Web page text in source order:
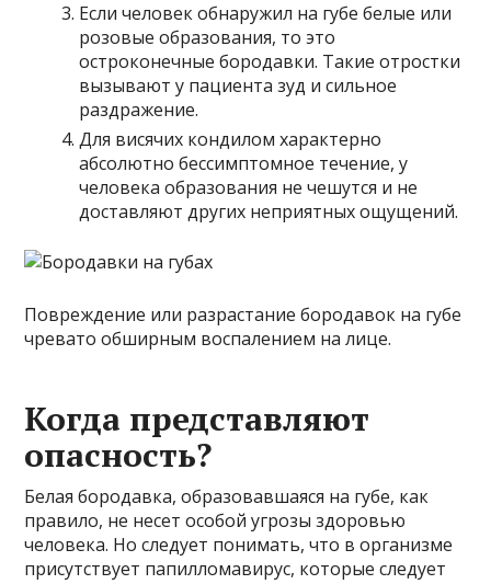
Если человек обнаружил на губе белые или
розовые образования, то это
остроконечные бородавки. Такие отростки
вызывают у пациента зуд и сильное
раздражение.
Для висячих кондилом характерно
абсолютно бессимптомное течение, у
человека образования не чешутся и не
доставляют других неприятных ощущений.
Повреждение или разрастание бородавок на губе
чревато обширным воспалением на лице.
Когда представляют
опасность?
Белая бородавка, образовавшаяся на губе, как
правило, не несет особой угрозы здоровью
человека. Но следует понимать, что в организме
присутствует папилломавирус, которые следует